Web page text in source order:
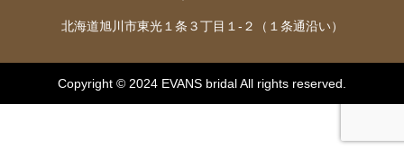
北海道旭川市東光１条３丁目１-２（１条通沿い）
Copyright © 2024 EVANS bridalAll rights reserved.